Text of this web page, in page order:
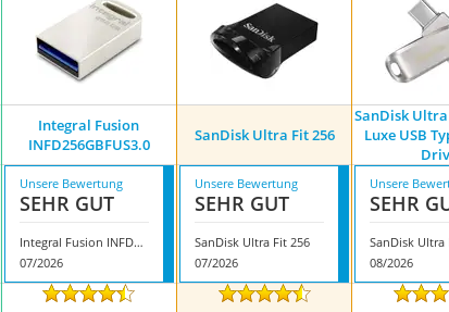
Integral Fusion
INFD256GBFUS3.0
SanDisk Ultra Fit 256
SanDisk
Luxe USB
Unsere Bewertung
SEHR GUT
Integral Fusion INFD256GBFUS3.0
07/2026
Unsere Bewertung
SEHR GUT
SanDisk Ultra Fit 256
07/2026
Unsere
SEHR
08/2026